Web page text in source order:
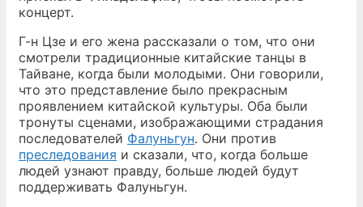
концерт.
Г-н Цзе и его жена рассказали о том, что они
смотрели традиционные китайские танцы в
Тайване, когда были молодыми. Они говорили,
что это представление было прекрасным
проявлением китайской культуры. Оба были
тронуты сценами, изображающими страдания
последователей Фалуньгун. Они против
преследования и сказали, что, когда больше
людей узнают правду, больше людей будут
поддерживать Фалуньгун.